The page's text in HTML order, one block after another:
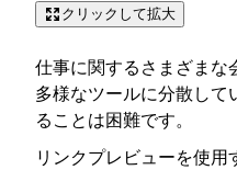
クリックして拡大
仕事に関するさまざまな
多様なツールに分散して
ることは困難です。
リンクプレビューを使